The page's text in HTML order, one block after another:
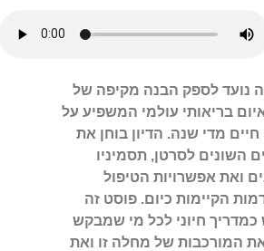
נועד לספק הבנה מקיפה של
בריאותי עולמי המשפיע על
חיים מדי שנה. הדיון בוחן את
השונים לסרטן, תסמיניו
ואת אפשרויות הטיפול
הקיימות כיום. פוסט זה
חיוני לכל מי שמבקש
המורכבות של מחלה זו ואת